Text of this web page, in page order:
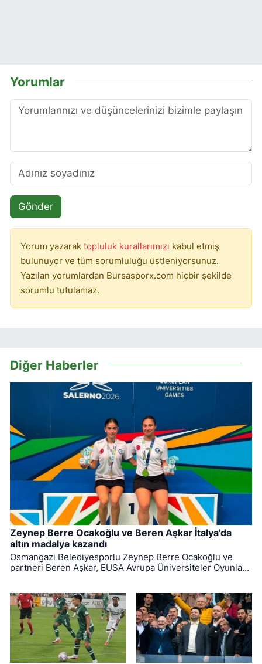
Yorumlar
Gönder
Yorum yazarak topluluk kurallarımızı kabul etmiş
bulunuyor ve tüm sorumluluğu üstleniyorsunuz.
Yazılan yorumlardan Bursasporx.com hiçbir şekilde
sorumlu tutulamaz.
Diğer Haberler
Zeynep Berre Ocakoğlu ve Beren Aşkar İtalya'da
altın madalya kazandı
Osmangazi Belediyesporlu Zeynep Berre Ocakoğlu ve
partneri Beren Aşkar, EUSA Avrupa Üniversiteler Oyunları